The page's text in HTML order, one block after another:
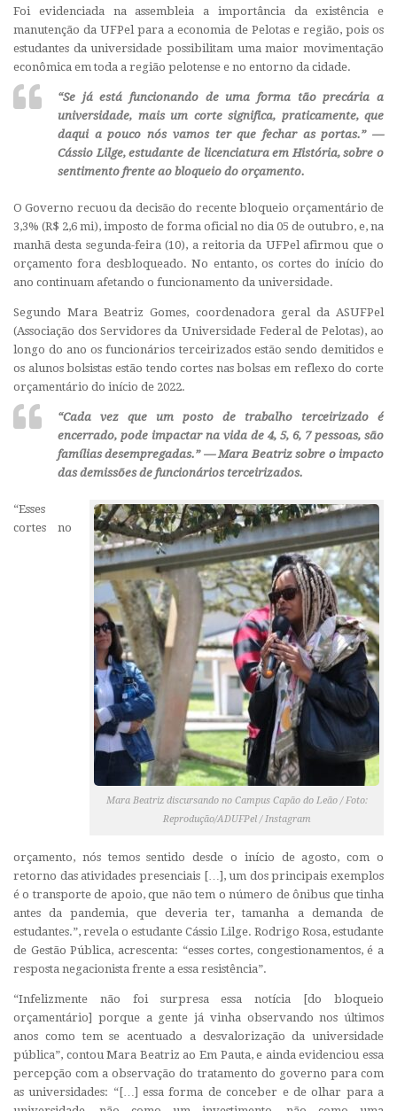
Foi evidenciada na assembleia a importância da existência e
manutenção da UFPel para a economia de Pelotas e região, pois os
estudantes da universidade possibilitam uma maior movimentação
econômica em toda a região pelotense e no entorno da cidade.
“Se já está funcionando de uma forma tão precária a
universidade, mais um corte significa, praticamente, que
daqui a pouco nós vamos ter que fechar as portas.” —
Cássio Lilge, estudante de licenciatura em História, sobre o
sentimento frente ao bloqueio do orçamento.
O Governo recuou da decisão do recente bloqueio orçamentário de
3,3% (R$ 2,6 mi), imposto de forma oficial no dia 05 de outubro, e, na
manhã desta segunda-feira (10), a reitoria da UFPel afirmou que o
orçamento fora desbloqueado. No entanto, os cortes do início do
ano continuam afetando o funcionamento da universidade.
Segundo Mara Beatriz Gomes, coordenadora geral da ASUFPel
(Associação dos Servidores da Universidade Federal de Pelotas), ao
longo do ano os funcionários terceirizados estão sendo demitidos e
os alunos bolsistas estão tendo cortes nas bolsas em reflexo do corte
orçamentário do início de 2022.
“Cada vez que um posto de trabalho terceirizado é
encerrado, pode impactar na vida de 4, 5, 6, 7 pessoas, são
famílias desempregadas.” — Mara Beatriz sobre o impacto
das demissões de funcionários terceirizados.
Mara Beatriz discursando no Campus Capão do Leão / Foto:
Reprodução/ADUFPel / Instagram
“Esses
cortes no
orçamento, nós temos sentido desde o início de agosto, com o
retorno das atividades presenciais […], um dos principais exemplos
é o transporte de apoio, que não tem o número de ônibus que tinha
antes da pandemia, que deveria ter, tamanha a demanda de
estudantes.”, revela o estudante Cássio Lilge. Rodrigo Rosa, estudante
de Gestão Pública, acrescenta: “esses cortes, congestionamentos, é a
resposta negacionista frente a essa resistência”.
“Infelizmente não foi surpresa essa notícia [do bloqueio
orçamentário] porque a gente já vinha observando nos últimos
anos como tem se acentuado a desvalorização da universidade
pública”, contou Mara Beatriz ao Em Pauta, e ainda evidenciou essa
percepção com a observação do tratamento do governo para com
as universidades: “[…] essa forma de conceber e de olhar para a